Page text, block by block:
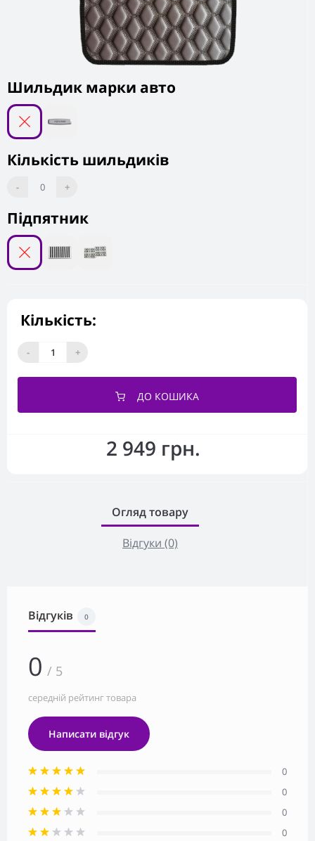
2 949 грн.
Підпятник
Шильдик марки авто
Кількість шильдиків
- 0 +
Кількість:
- +
ДО КОШИКА
Огляд товару
Відгуки (0)
Відгуків 0
0 / 5
середній рейтинг товара
Написати відгук
0
0
0
0